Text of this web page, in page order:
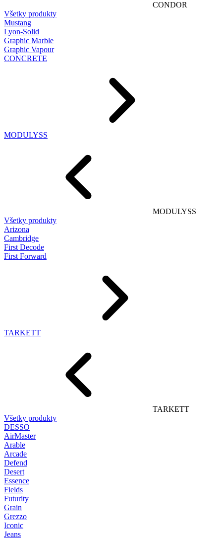
CONDOR
Všetky produkty
Mustang
Lyon-Solid
Graphic Marble
Graphic Vapour
CONCRETE
MODULYSS
MODULYSS
Všetky produkty
Arizona
Cambridge
First Decode
First Forward
TARKETT
TARKETT
Všetky produkty
DESSO
AirMaster
Arable
Arcade
Defend
Desert
Essence
Fields
Futurity
Grain
Grezzo
Iconic
Jeans